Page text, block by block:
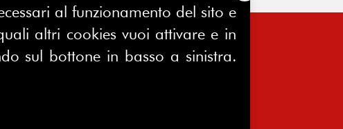
FERPINews
al funzionamento del sito e
altri cookies vuoi attivare e in
sul bottone in basso a sinistra.